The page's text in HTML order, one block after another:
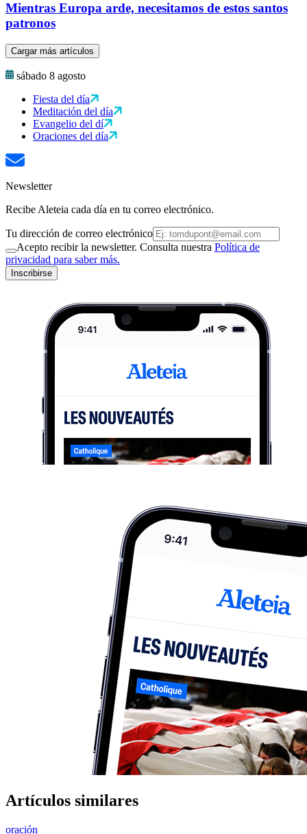
Mientras Europa arde, necesitamos de estos santos
patronos
Cargar más artículos
sábado 8 agosto
Fiesta del día
Meditación del día
Evangelio del dí
Oraciones del día
Newsletter
Recibe Aleteia cada día en tu correo electrónico.
Tu dirección de correo electrónico
Acepto recibir la newsletter. Consulta nuestra Política de
privacidad para saber más.
Inscribirse
Artículos similares
oración